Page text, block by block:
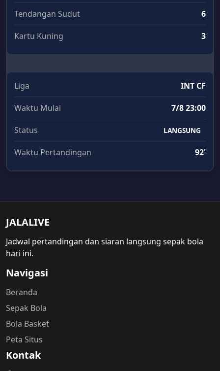
Tendangan Sudut 6
Kartu Kuning 3
Liga INT CF
Waktu Mulai 7/8 23:00
Status LANGSUNG
Waktu Pertandingan 92'
JALALIVE
Jadwal pertandingan dan siaran langsung sepak bola
hari ini.
Navigasi
Beranda
Sepak Bola
Bola Basket
Peta Situs
Kontak